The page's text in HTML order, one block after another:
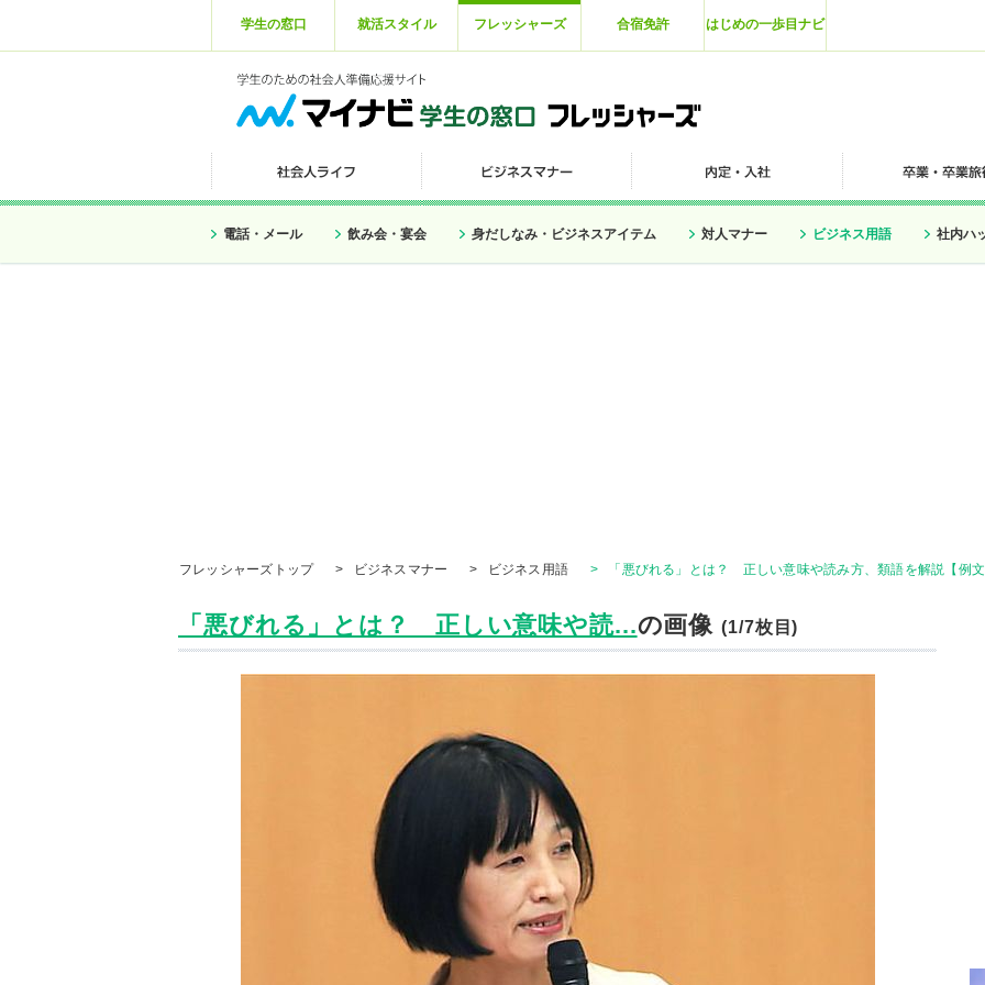
学生の窓口 就活スタイル フレッシャーズ 合宿免許 はじめの一歩目ナビ
電話・メール 飲み会・宴会 身だしなみ・ビジネスアイテム 対人マナー ビジネス用語 社内ハ
フレッシャーズトップ > ビジネスマナー > ビジネス用語 > 「悪びれる」とは？ 正しい意味や読み方、類語を解説【例
「悪びれる」とは？ 正しい意味や読...の画像(1/7枚目)